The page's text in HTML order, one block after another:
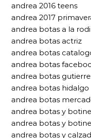
andrea 2016 teens
andrea 2017
andrea botas a la
andrea botas actriz
andrea botas
andrea botas
andrea botas
andrea botas hidalgo
andrea botas
andrea botas y
andrea botas y
andrea botas y